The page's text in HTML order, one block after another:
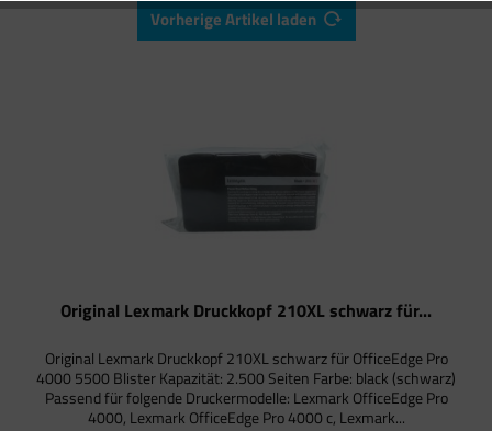
Vorherige Artikel laden
Original Lexmark Druckkopf 210XL schwarz für...
Original Lexmark Druckkopf 210XL schwarz für OfficeEdge Pro
4000 5500 Blister Kapazität: 2.500 Seiten Farbe: black (schwarz)
Passend für folgende Druckermodelle: Lexmark OfficeEdge Pro
4000, Lexmark OfficeEdge Pro 4000 c, Lexmark...